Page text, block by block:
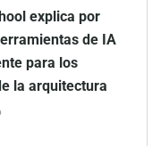
explica por
de IA
para los
la arquitectura